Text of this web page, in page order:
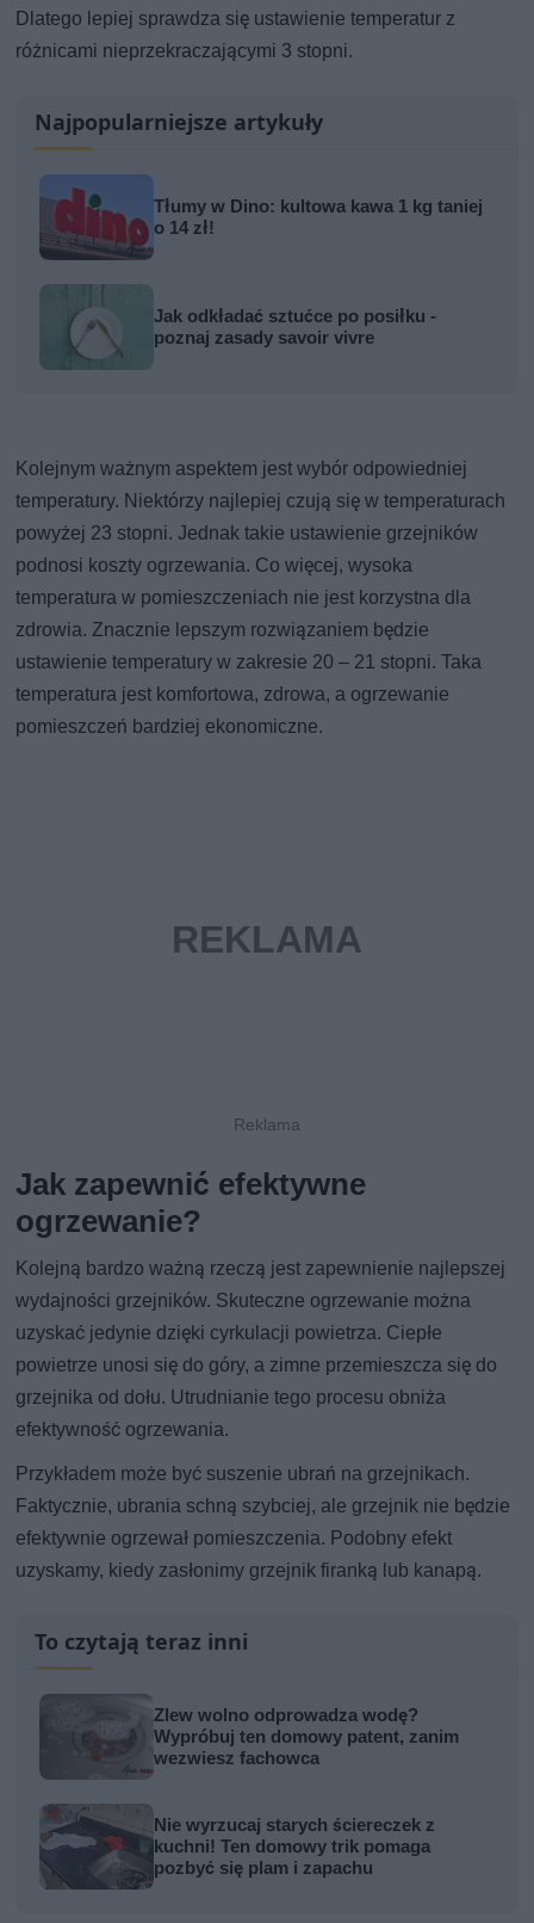
Dlatego lepiej sprawdza się ustawienie temperatur z
różnicami nieprzekraczającymi 3 stopni.
Najpopularniejsze artykuły
Tłumy w Dino: kultowa kawa 1 kg taniej
o 14 zł!
Jak odkładać sztućce po posiłku -
poznaj zasady savoir vivre
Kolejnym ważnym aspektem jest wybór odpowiedniej
temperatury. Niektórzy najlepiej czują się w temperaturach
powyżej 23 stopni. Jednak takie ustawienie grzejników
podnosi koszty ogrzewania. Co więcej, wysoka
temperatura w pomieszczeniach nie jest korzystna dla
zdrowia. Znacznie lepszym rozwiązaniem będzie
ustawienie temperatury w zakresie 20 – 21 stopni. Taka
temperatura jest komfortowa, zdrowa, a ogrzewanie
pomieszczeń bardziej ekonomiczne.
Jak zapewnić efektywne
ogrzewanie?
Kolejną bardzo ważną rzeczą jest zapewnienie najlepszej
wydajności grzejników. Skuteczne ogrzewanie można
uzyskać jedynie dzięki cyrkulacji powietrza. Ciepłe
powietrze unosi się do góry, a zimne przemieszcza się do
grzejnika od dołu. Utrudnianie tego procesu obniża
efektywność ogrzewania.
Przykładem może być suszenie ubrań na grzejnikach.
Faktycznie, ubrania schną szybciej, ale grzejnik nie będzie
efektywnie ogrzewał pomieszczenia. Podobny efekt
uzyskamy, kiedy zasłonimy grzejnik firanką lub kanapą.
To czytają teraz inni
Zlew wolno odprowadza wodę?
Wypróbuj ten domowy patent, zanim
wezwiesz fachowca
Nie wyrzucaj starych ściereczek z
kuchni! Ten domowy trik pomaga
pozbyć się plam i zapachu